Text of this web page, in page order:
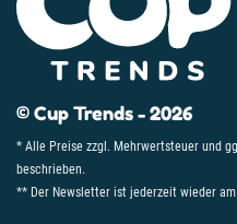
© Cup Trends - 2026
* Alle Preise zzgl. Mehrwertsteuer und
beschrieben.
** Der Newsletter ist jederzeit wieder